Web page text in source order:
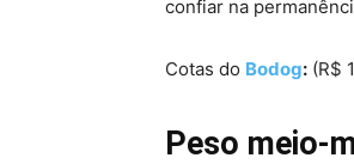
confiar na
Cotas do Bodog: (R$
Peso meio-